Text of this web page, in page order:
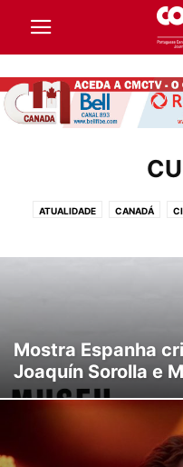
ATUALIDADE CANADÁ
ECONOMIA EDUCAÇÃO E
Mostra Espanha
Joaquín Sorolla e